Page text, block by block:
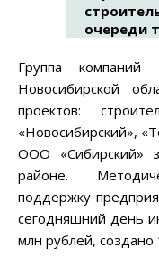
очереди
Группа компаний
Новосибирской
проектов:
«Новосибирский»,
ООО «Сибирский»
районе.
поддержку
сегодняшний день
млн рублей, создано